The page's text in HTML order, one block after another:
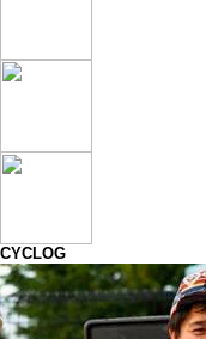
CYCLOG